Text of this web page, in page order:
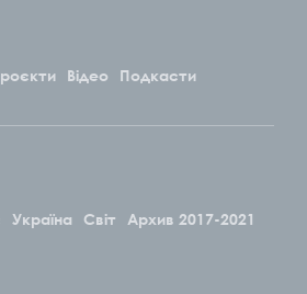
Відео
Подкасти
Україна Світ Архив 2017-2021